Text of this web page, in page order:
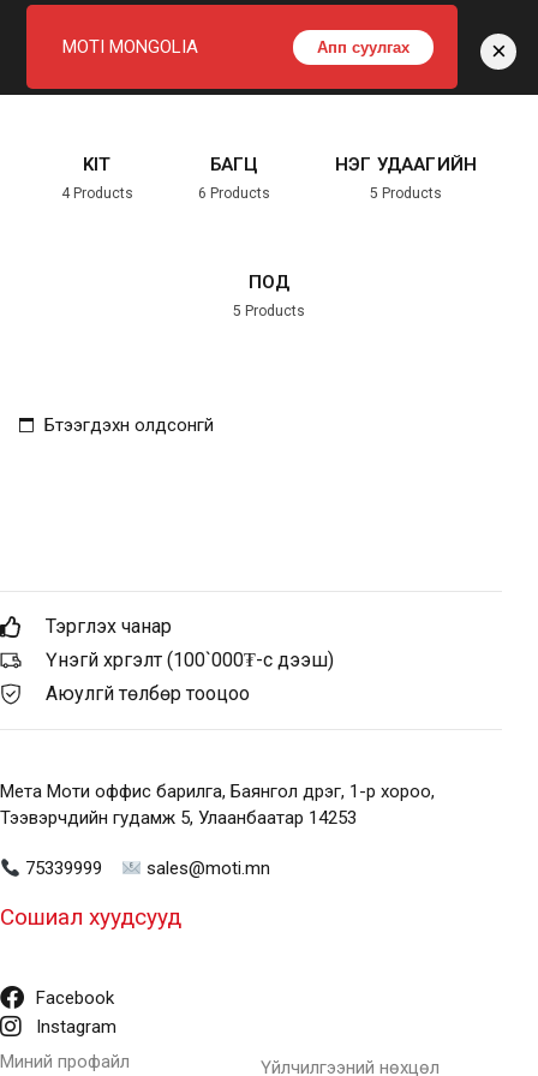
Home
KIT
4 Products
БАГЦ
6 Products
НЭГ УДААГИЙН
5 Products
ПОД
5 Products
Бүтээгдэхүүн олдсонгүй
Тэргүүлэх чанар
Үнэгүй хүргэлт (100`000₮-с дээш)
Аюулгүй төлбөр тооцоо
Мета Моти оффис барилга, Баянгол дүүрэг, 1-р хороо,
Тээвэрчдийн гудамж 5, Улаанбаатар 14253
75339999 sales@moti.mn
Сошиал хуудсууд
Facebook
Instagram
Миний профайл
Үйлчилгээний нөхцөл
MOTI MONGOLIA Апп суулгах ×